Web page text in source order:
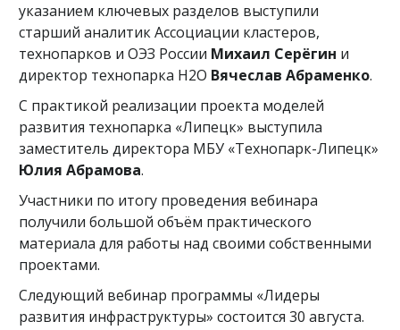
указанием ключевых разделов выступили
старший аналитик Ассоциации кластеров,
технопарков и ОЭЗ России Михаил Серёгин и
директор технопарка H2O Вячеслав Абраменко.
С практикой реализации проекта моделей
развития технопарка «Липецк» выступила
заместитель директора МБУ «Технопарк-Липецк»
Юлия Абрамова.
Участники по итогу проведения вебинара
получили большой объём практического
материала для работы над своими собственными
проектами.
Следующий вебинар программы «Лидеры
развития инфраструктуры» состоится 30 августа.